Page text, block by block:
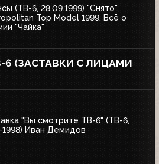
(ТВ-6, 28.09.1999) "Снято",
Top Model 1999, Всё о
"Чайка"
(ЗАСТАВКИ С ЛИЦАМИ
"Вы смотрите ТВ-6" (ТВ-6,
1998) Иван Демидов